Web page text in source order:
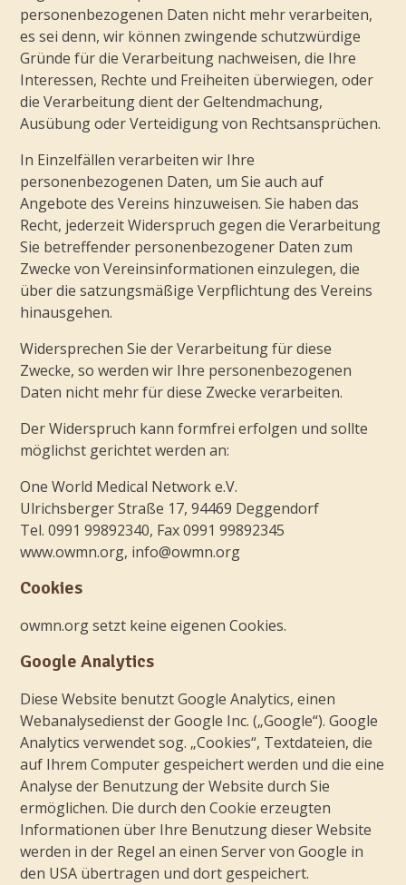
personenbezogenen Daten nicht mehr verarbeiten,
es sei denn, wir können zwingende schutzwürdige
Gründe für die Verarbeitung nachweisen, die Ihre
Interessen, Rechte und Freiheiten überwiegen, oder
die Verarbeitung dient der Geltendmachung,
Ausübung oder Verteidigung von Rechtsansprüchen.
In Einzelfällen verarbeiten wir Ihre
personenbezogenen Daten, um Sie auch auf
Angebote des Vereins hinzuweisen. Sie haben das
Recht, jederzeit Widerspruch gegen die Verarbeitung
Sie betreffender personenbezogener Daten zum
Zwecke von Vereinsinformationen einzulegen, die
über die satzungsmäßige Verpflichtung des Vereins
hinausgehen.
Widersprechen Sie der Verarbeitung für diese
Zwecke, so werden wir Ihre personenbezogenen
Daten nicht mehr für diese Zwecke verarbeiten.
Der Widerspruch kann formfrei erfolgen und sollte
möglichst gerichtet werden an:
One World Medical Network e.V.
Ulrichsberger Straße 17, 94469 Deggendorf
Tel. 0991 99892340, Fax 0991 99892345
www.owmn.org, info@owmn.org
Cookies
owmn.org setzt keine eigenen Cookies.
Google Analytics
Diese Website benutzt Google Analytics, einen
Webanalysedienst der Google Inc. („Google“). Google
Analytics verwendet sog. „Cookies“, Textdateien, die
auf Ihrem Computer gespeichert werden und die eine
Analyse der Benutzung der Website durch Sie
ermöglichen. Die durch den Cookie erzeugten
Informationen über Ihre Benutzung dieser Website
werden in der Regel an einen Server von Google in
den USA übertragen und dort gespeichert.